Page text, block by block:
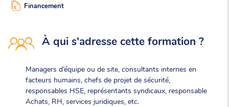
Financement
À qui s'adresse cette formation ?
Managers d’équipe ou de site, consultants internes en
facteurs humains, chefs de projet de sécurité,
responsables HSE, représentants syndicaux, responsable
Achats, RH, services juridiques, etc.